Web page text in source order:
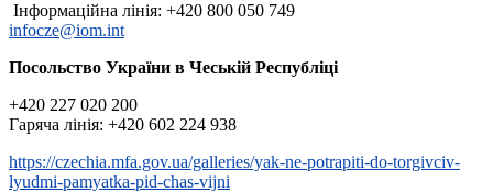
Інформаційна лінія: +420 800 050 749
infocze@iom.int
Посольство України в Чеській Республіці
+420 227 020 200
Гаряча лінія: +420 602 224 938
https://czechia.mfa.gov.ua/galleries/yak-ne-potrapiti-do-torgivciv-
lyudmi-pamyatka-pid-chas-vijni